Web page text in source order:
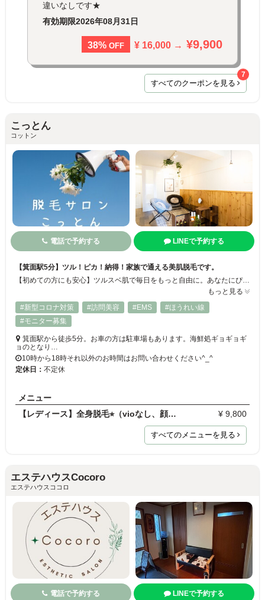
違いなしです★
有効期限2026年08月31日
38% OFF ¥ 16,000 → ¥9,900
すべてのクーポンを見る
7
こっとん
コットン
電話で予約する LINEで予約する
【箕面駅5分】ツル！ピカ！納得！家族で通える美肌脱毛です。
【初めての方にも安心】ツルスベ肌で毎日をもっと自由に。あなたにぴったりの脱毛サロン、見つけませんか？ムダ毛のストレスから解放されて、自分らしく輝く毎日を。 脱毛サロン⭐︎こっとん⭐︎がみんなに支持されている理由は①肌にやさしい最新マシン（お子様でも安心）②通いやすい料金（都度払い可能）駅近（徒歩でも車でも通える）③早い効果（2回で自己処理ほぼなし！）など、友達にも紹介したくなる脱毛サロンです。
もっと見る
#新型コロナ対策
#訪問美容 #EMS
#ほうれい線
#モニター募集
箕面駅から徒歩5分。お車の方は駐車場もあります。海鮮処ギョギョギ
ョのとなり…
10時から18時それ以外のお時間はお問い合わせください^_^
定休日： 不定休
メニュー
【レディース】全身脱毛⭐︎（vioなし、顔なし）迷っ…
¥ 9,800
すべてのメニューを見る
エステハウスCocoro
エステハウスココロ
電話で予約する LINEで予約する